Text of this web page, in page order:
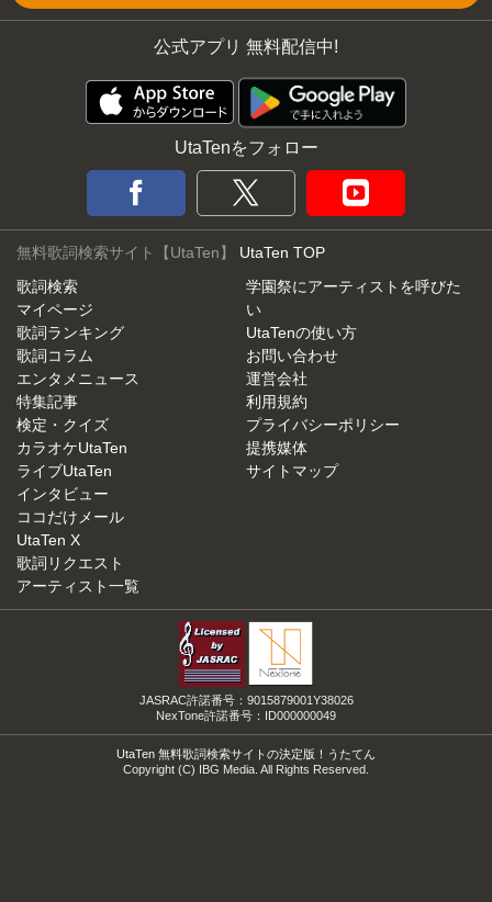
公式アプリ 無料配信中!
UtaTenをフォロー
無料歌詞検索サイト【UtaTen】 UtaTen TOP
歌詞検索
マイページ
歌詞ランキング
歌詞コラム
エンタメニュース
特集記事
検定・クイズ
カラオケUtaTen
ライブUtaTen
インタビュー
ココだけメール
UtaTen X
歌詞リクエスト
アーティスト一覧
学園祭にアーティストを呼びた
い
UtaTenの使い方
お問い合わせ
運営会社
利用規約
プライバシーポリシー
提携媒体
サイトマップ
JASRAC許諾番号：9015879001Y38026
NexTone許諾番号：ID000000049
UtaTen 無料歌詞検索サイトの決定版！うたてん
Copyright (C) IBG Media. All Rights Reserved.